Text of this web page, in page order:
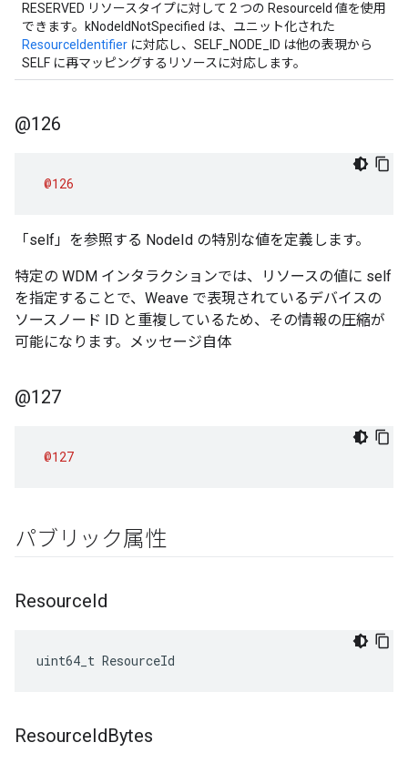
RESERVED リソースタイプに対して 2 つの ResourceId 値を使用
できます。kNodeIdNotSpecified は、ユニット化された
ResourceIdentifier に対応し、SELF_NODE_ID は他の表現から
SELF に再マッピングするリソースに対応します。
@126
@126
「self」を参照する NodeId の特別な値を定義します。
特定の WDM インタラクションでは、リソースの値に self
を指定することで、Weave で表現されているデバイスの
ソースノード ID と重複しているため、その情報の圧縮が
可能になります。メッセージ自体
@127
@127
パブリック属性
ResourceId
uint64_t ResourceId
ResourceIdBytes